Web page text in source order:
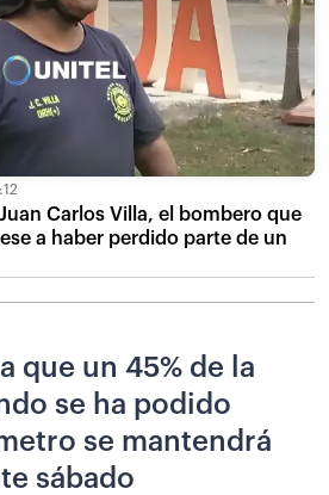
Carlos Villa, el bombero que
a haber perdido parte de un
que un 45% de la
se ha podido
se mantendrá
sábado